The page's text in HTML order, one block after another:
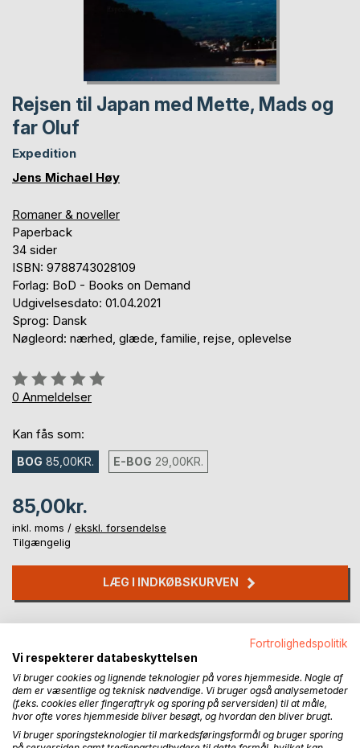
Rejsen til Japan med Mette, Mads og
far Oluf
Expedition
Jens Michael Høy
Romaner & noveller
Paperback
34 sider
ISBN: 9788743028109
Forlag: BoD - Books on Demand
Udgivelsesdato: 01.04.2021
Sprog: Dansk
Nøgleord: nærhed, glæde, familie, rejse, oplevelse
Anmeldelse::
0%
0 Anmeldelser
Kan fås som:
BOG 85,00KR. E-BOG 29,00KR.
85,00kr.
inkl. moms / ekskl. forsendelse
Tilgængelig
LÆG I INDKØBSKURVEN
Føj til ønskeliste
Fortrolighedspolitik
Vi respekterer databeskyttelsen
Vi bruger cookies og lignende teknologier på vores hjemmeside. Nogle af
dem er væsentlige og teknisk nødvendige. Vi bruger også analysemetoder
(f.eks. cookies eller fingeraftryk og sporing på serversiden) til at måle,
hvor ofte vores hjemmeside bliver besøgt, og hvordan den bliver brugt.
Vi bruger sporingsteknologier til markedsføringsformål og bruger sporing